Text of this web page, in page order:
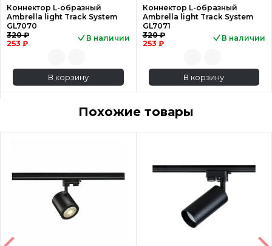
Коннектор L-образный
Ambrella light Track System
GL7070
320 ₽
253 ₽
В наличии
В корзину
Коннектор L-образный
Ambrella light Track System
GL7071
320 ₽
253 ₽
В наличии
В корзину
Похожие товары